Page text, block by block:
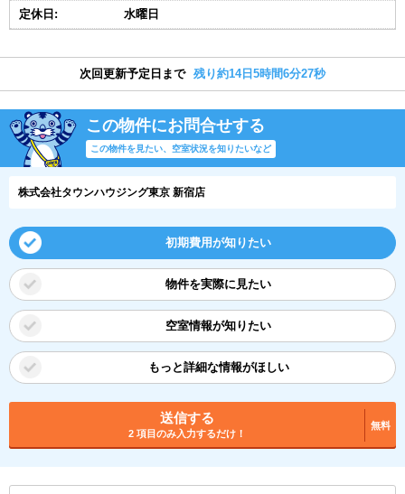
定休日: 水曜日
次回更新予定日まで 残り約14日5時間6分26秒
この物件にお問合せする
この物件を見たい、空室状況を知りたいなど
株式会社タウンハウジング東京 新宿店
初期費用が知りたい
物件を実際に見たい
空室情報が知りたい
もっと詳細な情報がほしい
送信する
2 項目のみ入力するだけ！
無料